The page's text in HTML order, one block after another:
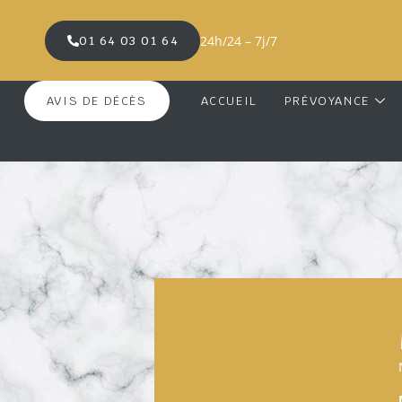
01 64 03 01 64 24h/24 – 7j/7
AVIS DE DÉCÈS ACCUEIL PRÉVOYANCE